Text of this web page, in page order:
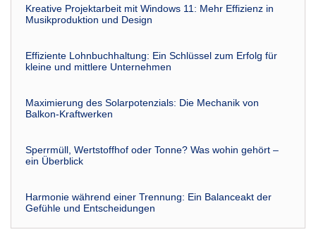
Kreative Projektarbeit mit Windows 11: Mehr Effizienz in
Musikproduktion und Design
Effiziente Lohnbuchhaltung: Ein Schlüssel zum Erfolg für
kleine und mittlere Unternehmen
Maximierung des Solarpotenzials: Die Mechanik von
Balkon-Kraftwerken
Sperrmüll, Wertstoffhof oder Tonne? Was wohin gehört –
ein Überblick
Harmonie während einer Trennung: Ein Balanceakt der
Gefühle und Entscheidungen